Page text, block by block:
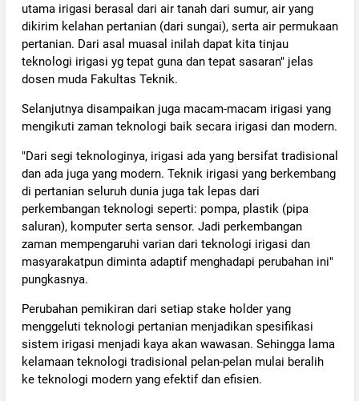
utama irigasi berasal dari air tanah dari sumur, air yang
dikirim kelahan pertanian (dari sungai), serta air permukaan
pertanian. Dari asal muasal inilah dapat kita tinjau
teknologi irigasi yg tepat guna dan tepat sasaran" jelas
dosen muda Fakultas Teknik.
Selanjutnya disampaikan juga macam-macam irigasi yang
mengikuti zaman teknologi baik secara irigasi dan modern.
"Dari segi teknologinya, irigasi ada yang bersifat tradisional
dan ada juga yang modern. Teknik irigasi yang berkembang
di pertanian seluruh dunia juga tak lepas dari
perkembangan teknologi seperti: pompa, plastik (pipa
saluran), komputer serta sensor. Jadi perkembangan
zaman mempengaruhi varian dari teknologi irigasi dan
masyarakatpun diminta adaptif menghadapi perubahan ini"
pungkasnya.
Perubahan pemikiran dari setiap stake holder yang
menggeluti teknologi pertanian menjadikan spesifikasi
sistem irigasi menjadi kaya akan wawasan. Sehingga lama
kelamaan teknologi tradisional pelan-pelan mulai beralih
ke teknologi modern yang efektif dan efisien.